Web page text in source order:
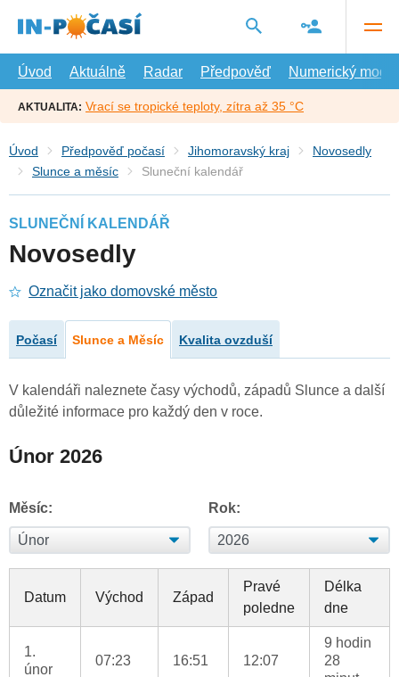
hlavní
Úvod
Aktuálně Radar Předpověď Numerický model
AKTUALITA: Vrací se tropické teploty, zítra až 35 °C
Úvod Předpověď počasí Jihomoravský kraj
Novosedly
Slunce a měsíc
Sluneční kalendář
SLUNEČNÍ KALENDÁŘ
Novosedly
Označit jako domovské město
Počasí Slunce a Měsíc Kvalita ovzduší
V kalendáři naleznete časy východů, západů Slunce a další
důležité informace pro každý den v roce.
Únor 2026
Měsíc: Rok:
Datum Východ Západ
Pravé
poledne
Délka
dne
1.
únor
07:23 16:51 12:07
9 hodin
28